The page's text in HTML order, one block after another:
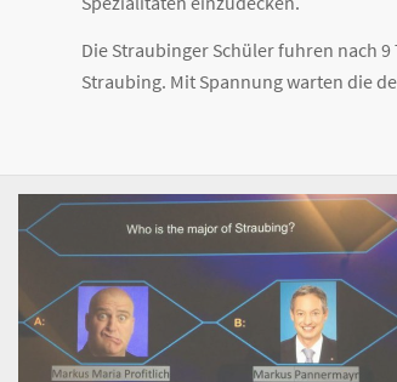
Die Straubinger Schüler fuhren nach
Straubing. Mit Spannung warten die